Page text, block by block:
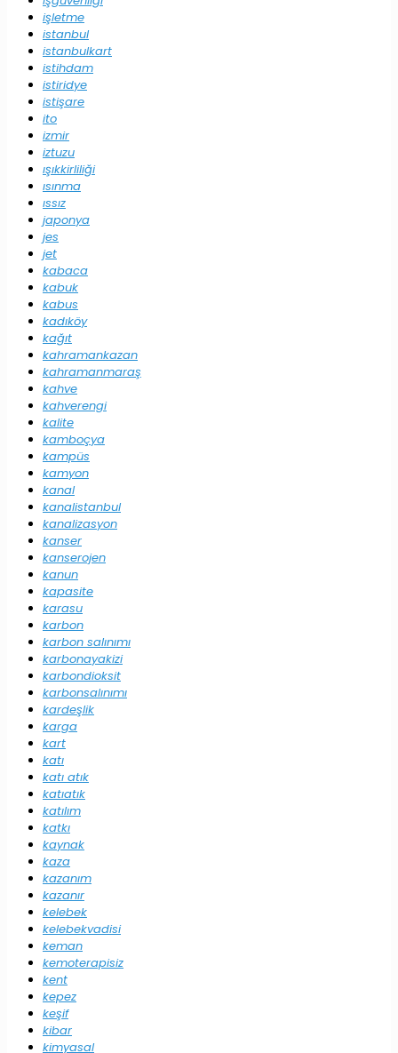
işletme
istanbul
istanbulkart
istihdam
istiridye
istişare
ito
izmir
iztuzu
ışıkkirliliği
ısınma
ıssız
japonya
jes
jet
kabaca
kabuk
kabus
kadıköy
kağıt
kahramankazan
kahramanmaraş
kahve
kahverengi
kalite
kamboçya
kampüs
kamyon
kanal
kanalistanbul
kanalizasyon
kanser
kanserojen
kanun
kapasite
karasu
karbon
karbon salınımı
karbonayakizi
karbondioksit
karbonsalınımı
kardeşlik
karga
kart
katı
katı atık
katıatık
katılım
katkı
kaynak
kaza
kazanım
kazanır
kelebek
kelebekvadisi
keman
kemoterapisiz
kent
kepez
keşif
kibar
kimyasal